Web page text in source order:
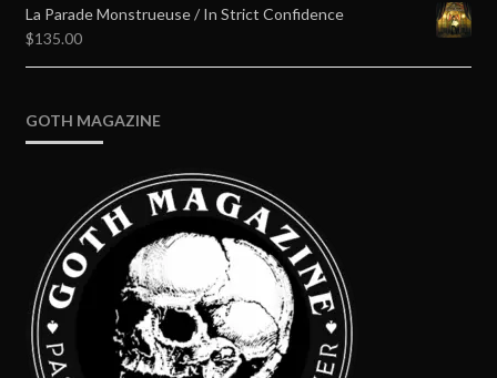
La Parade Monstrueuse / In Strict Confidence
$135.00
GOTH MAGAZINE